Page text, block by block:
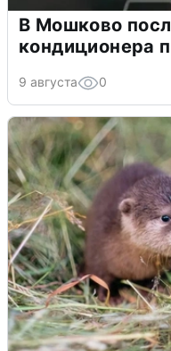
В Мошково
кондиционера
9 августа 0